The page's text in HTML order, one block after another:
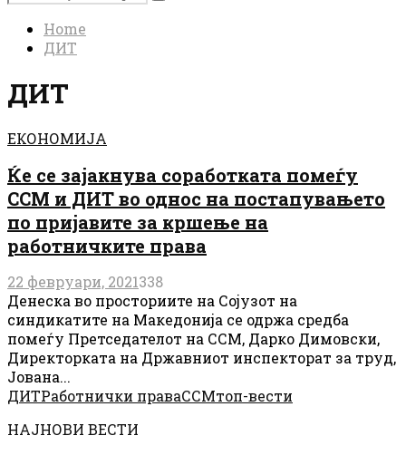
for:
Search
Home
ДИТ
ДИТ
ЕКОНОМИЈА
Ќе се зајакнува соработката помеѓу
ССМ и ДИТ во однос на постапувањето
по пријавите за кршење на
работничките права
22 февруари, 2021338
Денеска во просториите на Сојузот на
синдикатите на Македонија се одржа средба
помеѓу Претседателот на ССМ, Дарко Димовски,
Директорката на Државниот инспекторат за труд,
Јована...
ДИТРаботнички праваССМтоп-вести
НАЈНОВИ ВЕСТИ